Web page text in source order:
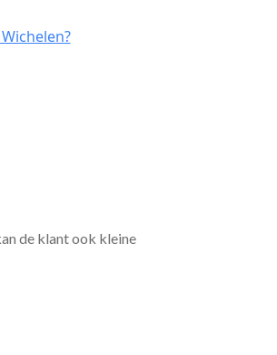
de klant ook kleine